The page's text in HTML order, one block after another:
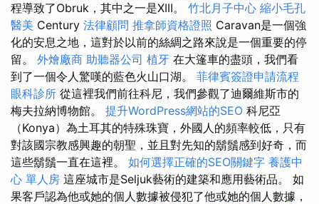
程導致了Obruk，其中之一是XIII。 竹北月子中心 縮小毛孔
醫美 Century 法律顧問 推拿師資格證照 Caravan是一個強
化的安息之地，這對於以前的絲綢之路來說是一個重要的停
留。 外燴廠商 助聽器公司 植牙 在大篷車的盡頭，我們看
到了一個令人驚嘆的藍色火山口湖。 菲律賓簽證申請流程
眼科診所 從這裡我們前往科尼，我們參觀了迪爾維斯市的
梅夫拉納博物館。 提升WordPress網站的SEO 科尼亞
（Konya）為土耳其的特殊珠寶，外國人的頻率較低，只有
對該國宗教感興趣的朝聖，並且對先知的鬍鬚感到好奇，而
這些鬍鬚一直在這裡。 如何選擇正確的SEO關鍵字 養護中
心 單人房 這座城市是Seljuk藝術的建築和應用藝術品。 如
果客戶認為他或她的個人數據被侵犯了他或她的個人數據，